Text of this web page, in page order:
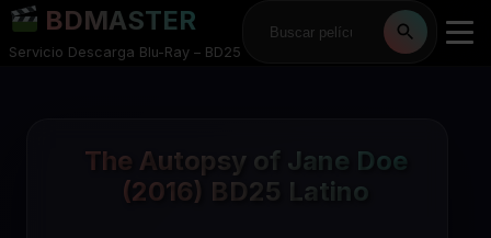
BDMASTER
Servicio Descarga Blu-Ray – BD25
The Autopsy of Jane Doe
(2016) BD25 Latino